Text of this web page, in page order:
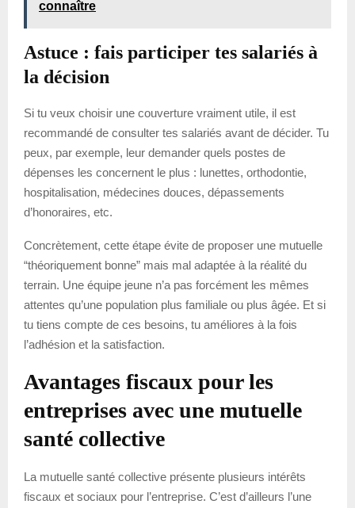
connaître
Astuce : fais participer tes salariés à
la décision
Si tu veux choisir une couverture vraiment utile, il est
recommandé de consulter tes salariés avant de décider. Tu
peux, par exemple, leur demander quels postes de
dépenses les concernent le plus : lunettes, orthodontie,
hospitalisation, médecines douces, dépassements
d’honoraires, etc.
Concrètement, cette étape évite de proposer une mutuelle
“théoriquement bonne” mais mal adaptée à la réalité du
terrain. Une équipe jeune n’a pas forcément les mêmes
attentes qu’une population plus familiale ou plus âgée. Et si
tu tiens compte de ces besoins, tu améliores à la fois
l’adhésion et la satisfaction.
Avantages fiscaux pour les
entreprises avec une mutuelle
santé collective
La mutuelle santé collective présente plusieurs intérêts
fiscaux et sociaux pour l’entreprise. C’est d’ailleurs l’une